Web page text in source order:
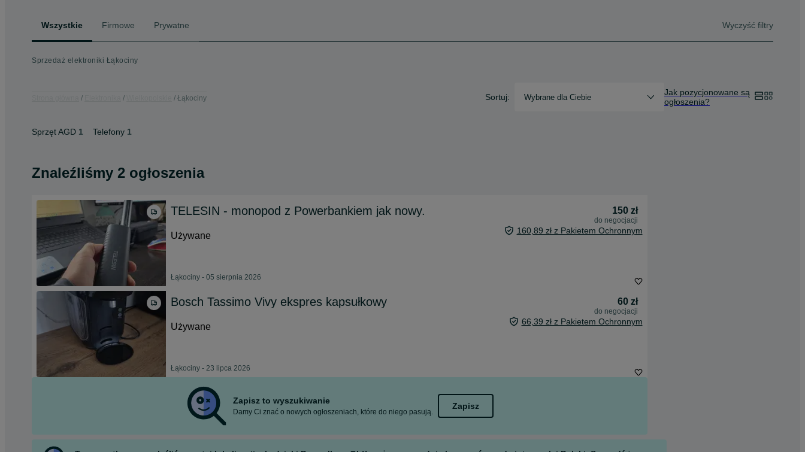
Wszystkie Firmowe Prywatne Wyczyść filtry
Sprzedaż elektroniki Łąkociny
Łąkociny Sortuj: Wybrane dla Ciebie
Jak pozycjonowane są
ogłoszenia?
Sprzęt AGD 1 Telefony 1
Znaleźliśmy 2 ogłoszenia
TELESIN - monopod z Powerbankiem jak nowy. 150 zł
do negocjacji
Używane 160,89 zł z Pakietem Ochronnym
Łąkociny - 05 sierpnia 2026
Bosch Tassimo Vivy ekspres kapsułkowy 60 zł
do negocjacji
Używane 66,39 zł z Pakietem Ochronnym
Łąkociny - 23 lipca 2026
Zapisz to wyszukiwanie
Damy Ci znać o nowych ogłoszeniach, które do niego pasują.
Zapisz